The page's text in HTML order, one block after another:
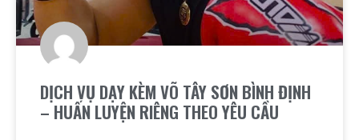
DỊCH VỤ DẠY KÈM VÕ TÂY SƠN BÌNH ĐỊNH
– HUẤN LUYỆN RIÊNG THEO YÊU CẦU